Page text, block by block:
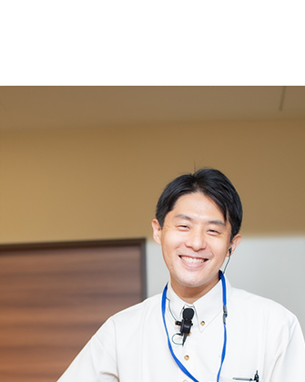
得サポート制度
役のプロジェクト